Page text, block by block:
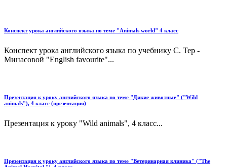
Конспект урока английского языка по теме "Аnimals world" 4 класс
Конспект урока английского языка по учебнику С. Тер -
Минасовой "English favourite"...
Презентация к уроку английского языка по теме "Дикие животные" ("Wild
animals"), 4 класс (презентация)
Презентация к уроку "Wild animals", 4 класс...
Презентация к уроку английского языка по теме "Ветеринарная клиника" ("The